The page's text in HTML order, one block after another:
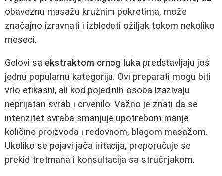
obaveznu masažu kružnim pokretima, može
značajno izravnati i izbledeti ožiljak tokom nekoliko
meseci.
Gelovi sa ekstraktom crnog luka predstavljaju još
jednu popularnu kategoriju. Ovi preparati mogu biti
vrlo efikasni, ali kod pojedinih osoba izazivaju
neprijatan svrab i crvenilo. Važno je znati da se
intenzitet svraba smanjuje upotrebom manje
količine proizvoda i redovnom, blagom masažom.
Ukoliko se pojavi jača iritacija, preporučuje se
prekid tretmana i konsultacija sa stručnjakom.